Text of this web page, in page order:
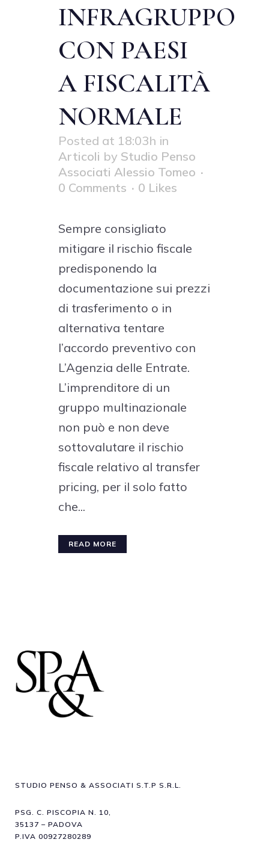
INFRAGRUPPO
CON PAESI
A FISCALITÀ
NORMALE
Posted at 18:03h in
Articoli by Studio Penso
Associati Alessio Tomeo
0 Comments
0 Likes
Sempre consigliato
mitigare il rischio fiscale
predisponendo la
documentazione sui prezzi
di trasferimento o in
alternativa tentare
l’accordo preventivo con
L’Agenzia delle Entrate.
L’imprenditore di un
gruppo multinazionale
non può e non deve
sottovalutare il rischio
fiscale relativo al transfer
pricing, per il solo fatto
che...
READ MORE
STUDIO PENSO & ASSOCIATI S.T.P S.R.L.
PSG. C. PISCOPIA N. 10,
35137 – PADOVA
P.IVA 00927280289